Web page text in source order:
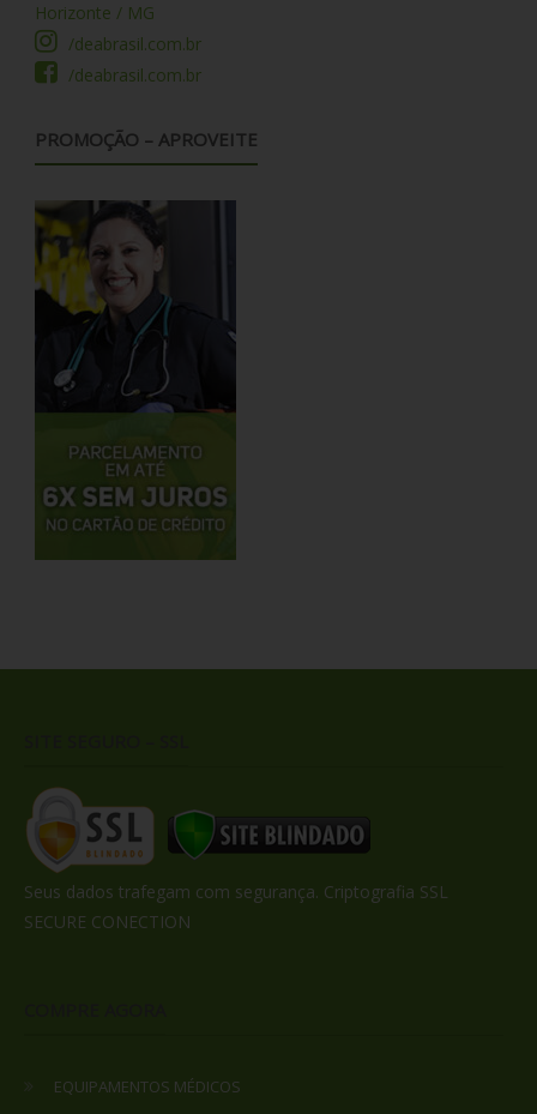
Horizonte / MG
/deabrasil.com.br
/deabrasil.com.br
PROMOÇÃO – APROVEITE
Seus dados trafegam com segurança. Criptografia SSL
SECURE CONECTION
EQUIPAMENTOS MÉDICOS